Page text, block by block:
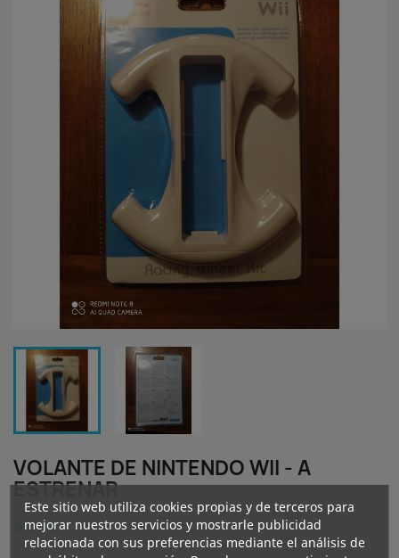
VOLANTE DE NINTENDO WII - A
ESTRENAR
6.00 €
Este sitio web utiliza cookies propias y de terceros para
mejorar nuestros servicios y mostrarle publicidad
relacionada con sus preferencias mediante el análisis de